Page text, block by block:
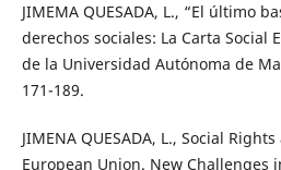
JIMEMA QUESADA, L., “El último
derechos sociales: La Carta Social
de la Universidad Autónoma de
171-189.
JIMENA QUESADA, L., Social
European Union. New Challenges